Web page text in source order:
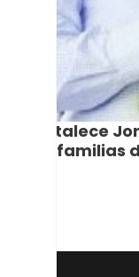
Fortalece
las familias